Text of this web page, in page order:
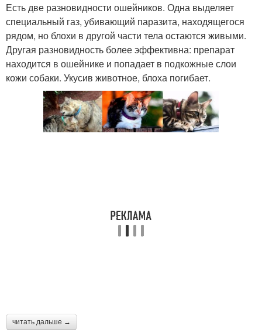
Есть две разновидности ошейников. Одна выделяет
специальный газ, убивающий паразита, находящегося
рядом, но блохи в другой части тела остаются живыми.
Другая разновидность более эффективна: препарат
находится в ошейнике и попадает в подкожные слои
кожи собаки. Укусив животное, блоха погибает.
читать дальше →